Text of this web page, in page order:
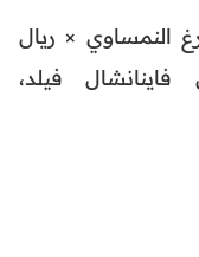
النمساوي × ريال
فيلد،